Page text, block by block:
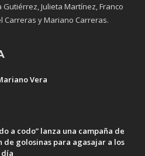
Julieta Martínez, Franco
Carreras y Mariano Carreras.
Vera
a codo” lanza una campaña de
de golosinas para agasajar a los
día